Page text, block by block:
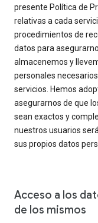
presente Política de
relativas a cada
procedimientos de
datos para
almacenemos y
personales
servicios. Hemos
asegurarnos de que
sean exactos y
nuestros usuarios
sus propios datos
Acceso a los
de los mismos